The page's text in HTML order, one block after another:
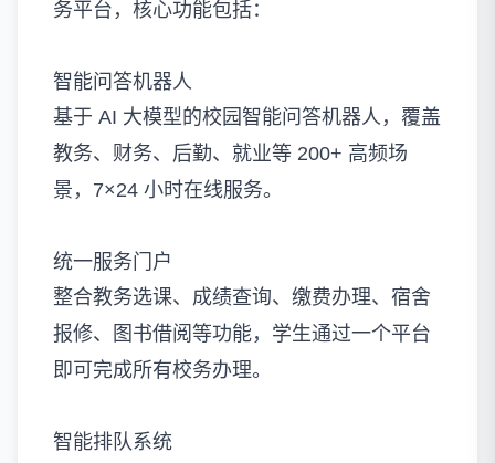
务平台，核心功能包括：
智能问答机器人
基于 AI 大模型的校园智能问答机器人，覆盖
教务、财务、后勤、就业等 200+ 高频场
景，7×24 小时在线服务。
统一服务门户
整合教务选课、成绩查询、缴费办理、宿舍
报修、图书借阅等功能，学生通过一个平台
即可完成所有校务办理。
智能排队系统